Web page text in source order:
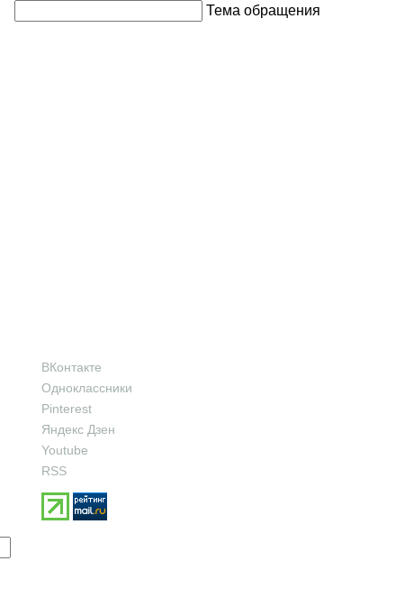
ВКонтакте
Одноклассники
Pinterest
Яндекс Дзен
Youtube
RSS
Тема обращения